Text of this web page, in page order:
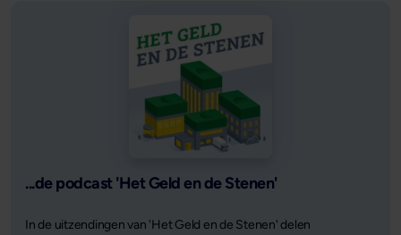
...de podcast 'Het Geld en de Stenen'
In de uitzendingen van 'Het Geld en de Stenen' delen